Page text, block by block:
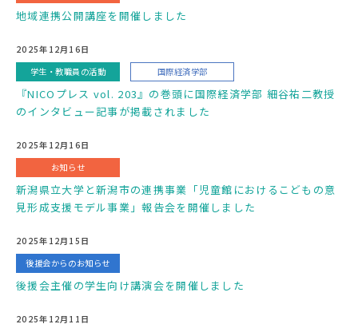
地域連携公開講座を開催しました
2025年12月16日
学生・教職員の活動
国際経済学部
『NICOプレス vol. 203』の巻頭に国際経済学部 細谷祐二教授
のインタビュー記事が掲載されました
2025年12月16日
お知らせ
新潟県立大学と新潟市の連携事業「児童館におけるこどもの意
見形成支援モデル事業」報告会を開催しました
2025年12月15日
後援会からのお知らせ
後援会主催の学生向け講演会を開催しました
2025年12月11日